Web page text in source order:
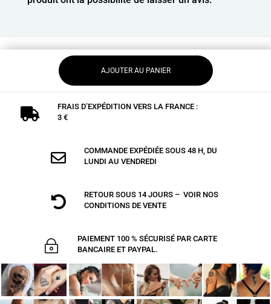
AJOUTER AU PANIER

FRAIS D’EXPÉDITION VERS LA FRANCE :
3 €

COMMANDE EXPÉDIÉE SOUS 48 H, DU
LUNDI AU VENDREDI

RETOUR SOUS 14 JOURS – VOIR NOS
CONDITIONS DE VENTE
~
PAIEMENT 100 % SÉCURISÉ PAR CARTE
BANCAIRE ET PAYPAL.